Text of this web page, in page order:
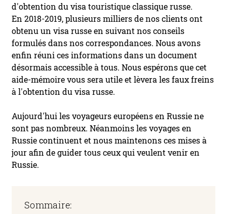
d'obtention du visa touristique classique russe.
En 2018-2019, plusieurs milliers de nos clients ont
obtenu un visa russe en suivant nos conseils
formulés dans nos correspondances. Nous avons
enfin réuni ces informations dans un document
désormais accessible à tous. Nous espérons que cet
aide-mémoire vous sera utile et lèvera les faux freins
à l'obtention du visa russe.
Aujourd'hui les voyageurs européens en Russie ne
sont pas nombreux. Néanmoins les voyages en
Russie continuent et nous maintenons ces mises à
jour afin de guider tous ceux qui veulent venir en
Russie.
Sommaire: